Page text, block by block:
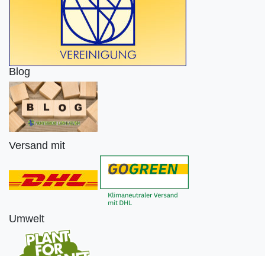
Blog
Versand mit
Umwelt